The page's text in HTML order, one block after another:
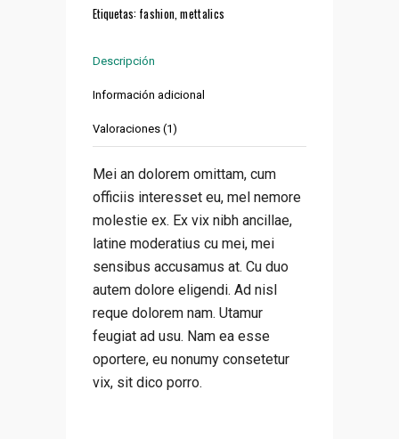
Etiquetas: fashion ,mettalics
Descripción
Información adicional
Valoraciones (1)
Mei an dolorem omittam, cum
officiis interesset eu, mel nemore
molestie ex. Ex vix nibh ancillae,
latine moderatius cu mei, mei
sensibus accusamus at. Cu duo
autem dolore eligendi. Ad nisl
reque dolorem nam. Utamur
feugiat ad usu. Nam ea esse
oportere, eu nonumy consetetur
vix, sit dico porro.